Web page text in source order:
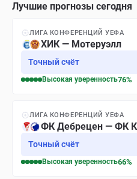
Лучшие прогнозы сегодня
ЛИГА КОНФЕРЕНЦИЙ УЕФА
ХИК — Мотеруэлл
Точный счёт
Высокая уверенность76%
ЛИГА КОНФЕРЕНЦИЙ УЕФА
ФК Дебрецен — ФК
Точный счёт
Высокая уверенность66%